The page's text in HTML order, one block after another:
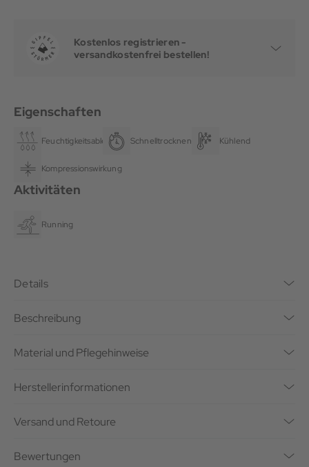
Kostenlos registrieren -
versandkostenfrei bestellen!
Eigenschaften
Feuchtigkeitsableitend Schnelltrocknend Kühlend
Kompressionswirkung
Aktivitäten
Running
Details
Beschreibung
Material und Pflegehinweise
Herstellerinformationen
Versand und Retoure
Bewertungen